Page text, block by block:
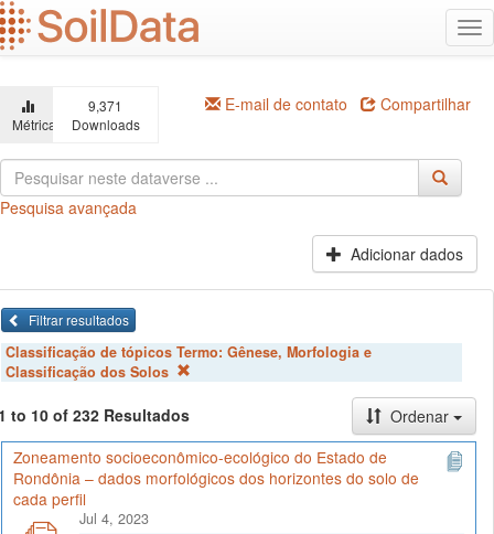
Ir
para
o
principal
Métricas
9,371
Downloads
E-mail de contato Compartilhar
Pesquisa avançada
Adicionar dados
Filtrar resultados
Classificação de tópicos Termo: Gênese, Morfologia e
Classificação dos Solos
to 10 of 232 Resultados
Ordenar
Zoneamento socioeconômico-ecológico do Estado de
Rondônia – dados morfológicos dos horizontes do solo de
cada perfil
Jul 4, 2023